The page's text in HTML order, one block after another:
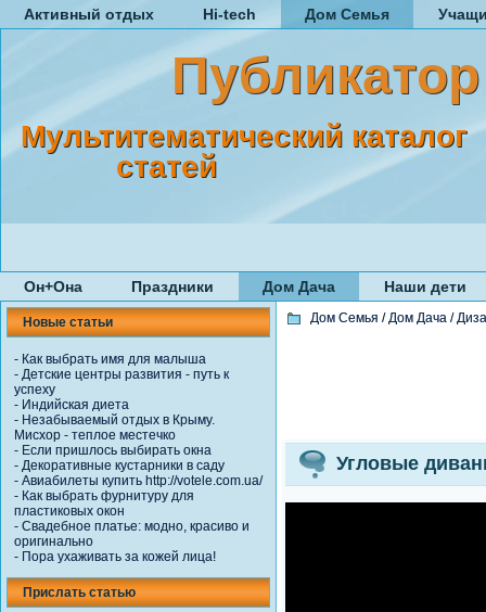
Активный отдых Hi-tech Дом Семья
Публикатор
Мультитематический каталог
статей
Он+Она Праздники Дом Дача Наши дети
Новые статьи
- Как выбрать имя для малыша
- Детские центры развития - путь к
успеху
- Индийская диета
- Незабываемый отдых в Крыму.
Мисхор - теплое местечко
- Если пришлось выбирать окна
- Декоративные кустарники в саду
- Авиабилеты купить http://votele.com.ua/
- Как выбрать фурнитуру для
пластиковых окон
- Свадебное платье: модно, красиво и
оригинально
- Пора ухаживать за кожей лица!
Прислать статью
Дом Семья /Дом Дача /
Угловые